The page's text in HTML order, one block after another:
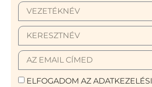
ELFOGADOM AZ ADATKEZELÉSI